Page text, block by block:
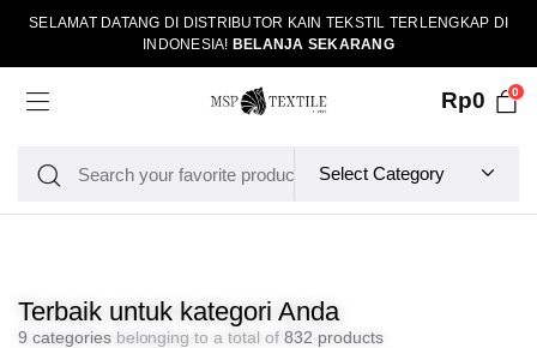
SELAMAT DATANG DI DISTRIBUTOR KAIN TEKSTIL TERLENGKAP DI
INDONESIA! BELANJA SEKARANG
Rp0 0
Terbaik untuk kategori Anda
9 categoriesbelonging to a total of 832 products